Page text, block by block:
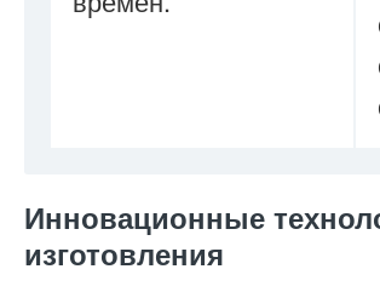
Инновационные
изготовления